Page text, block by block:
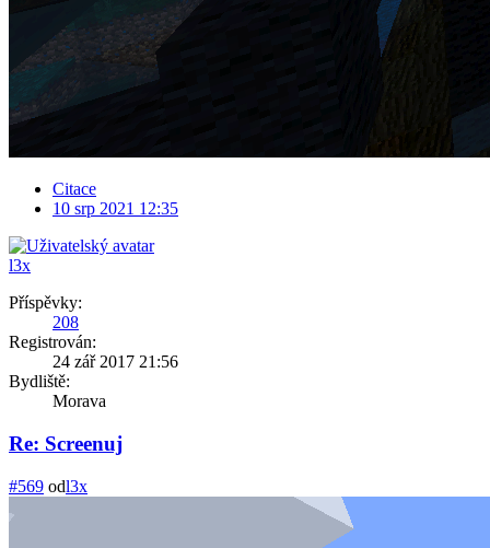
Citace
10 srp 2021 12:35
l3x
Příspěvky:
208
Registrován:
24 zář 2017 21:56
Bydliště:
Morava
Re: Screenuj
#569 odl3x